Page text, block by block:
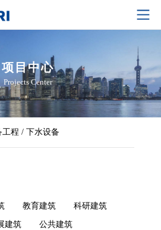
项目中心
Projects Center
工程 / 下水设备
教育建筑 科研建筑
建筑 公共建筑